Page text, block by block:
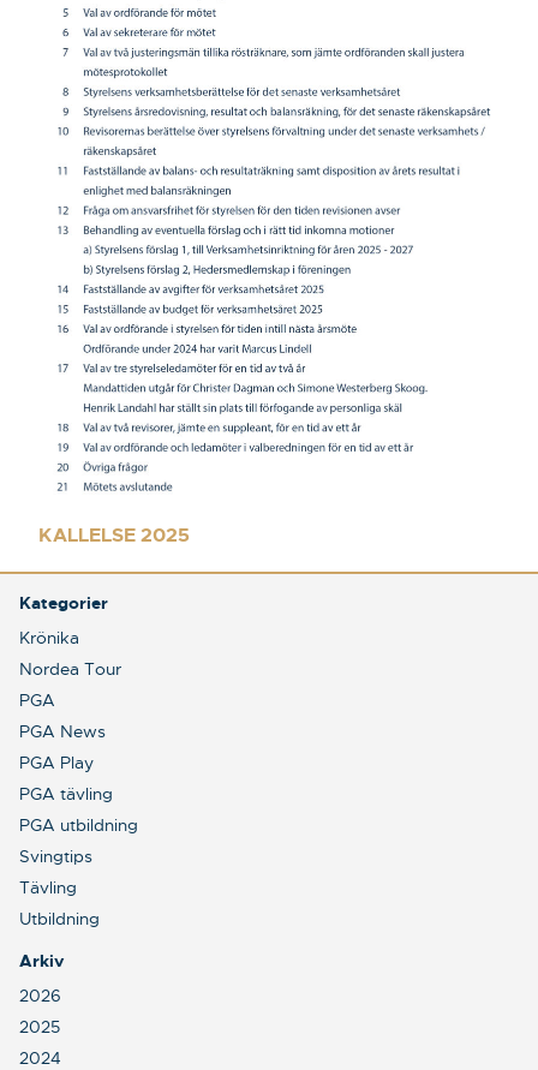
KALLELSE 2025
Kategorier
Krönika
Nordea Tour
PGA
PGA News
PGA Play
PGA tävling
PGA utbildning
Svingtips
Tävling
Utbildning
Arkiv
2026
2025
2024